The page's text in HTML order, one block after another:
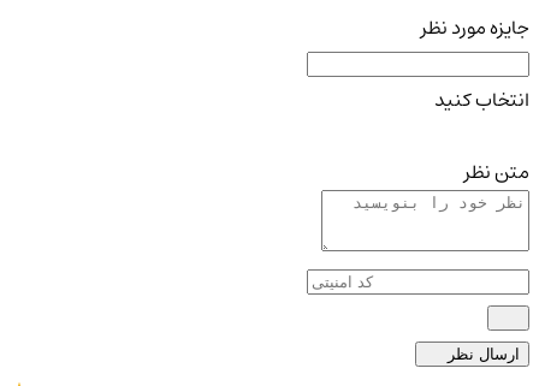
جایزه مورد نظر
انتخاب کنید
متن نظر
ارسال نظر